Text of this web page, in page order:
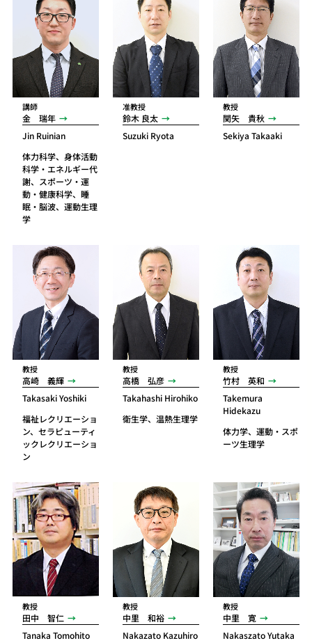
講師
金 瑞年
Jin Ruinian
体力科学、身体活動
科学・エネルギー代
謝、スポーツ・運
動・健康科学、睡
眠・脳波、運動生理
学
准教授
鈴木 良太
Suzuki Ryota
教授
関矢 貴秋
Sekiya Takaaki
教授
高崎 義輝
Takasaki Yoshiki
福祉レクリエーショ
ン、セラピューティ
ックレクリエーショ
ン
教授
高橋 弘彦
Takahashi Hirohiko
衛生学、温熱生理学
教授
竹村 英和
Takemura
Hidekazu
体力学、運動・スポ
ーツ生理学
教授
田中 智仁
Tanaka Tomohito
教授
中里 和裕
Nakazato Kazuhiro
教授
中里 寛
Nakaszato Yutaka